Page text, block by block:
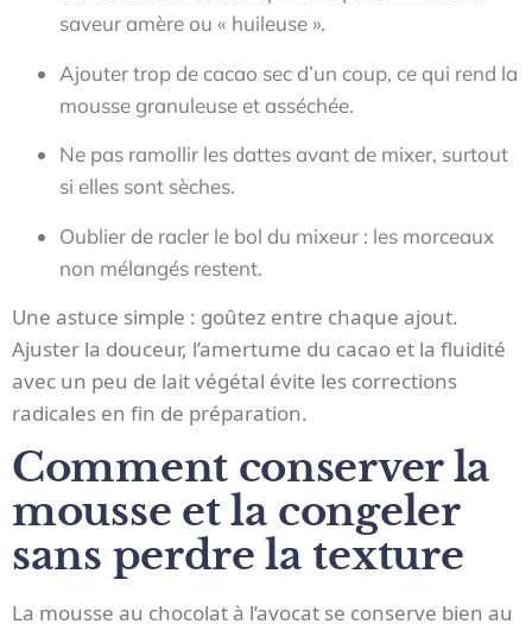
saveur amère ou « huileuse ».
Ajouter trop de cacao sec d’un coup, ce qui rend la
mousse granuleuse et asséchée.
Ne pas ramollir les dattes avant de mixer, surtout
si elles sont sèches.
Oublier de racler le bol du mixeur : les morceaux
non mélangés restent.
Une astuce simple : goûtez entre chaque ajout.
Ajuster la douceur, l’amertume du cacao et la fluidité
avec un peu de lait végétal évite les corrections
radicales en fin de préparation.
Comment conserver la
mousse et la congeler
sans perdre la texture
La mousse au chocolat à l’avocat se conserve bien au